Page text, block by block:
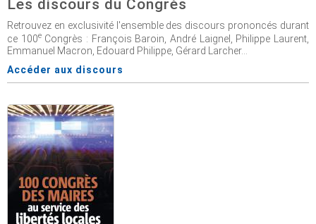
Les discours du Congrès
Retrouvez en exclusivité l'ensemble des discours prononcés durant
ce 100eCongrès : François Baroin, André Laignel, Philippe Laurent,
Emmanuel Macron, Edouard Philippe, Gérard Larcher...
Accéder aux discours